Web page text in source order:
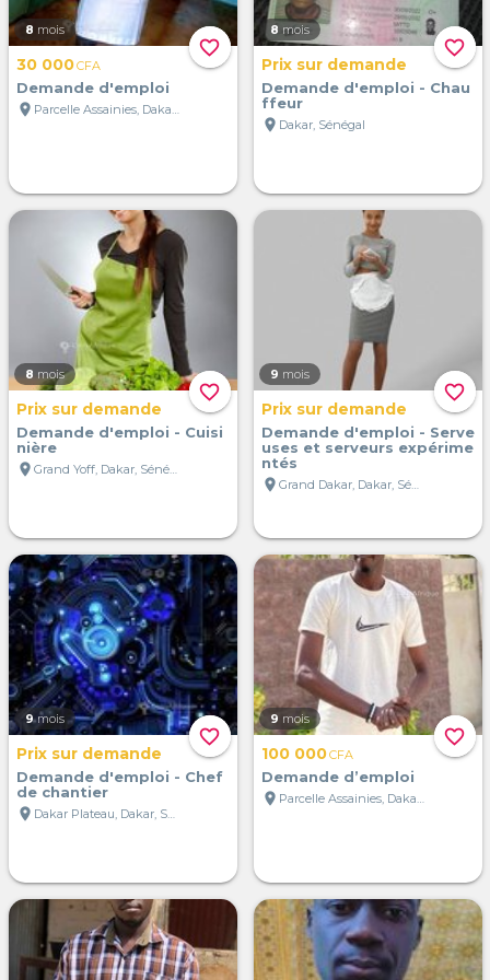
favorite_border
8 mois
30 000CFA
Demande d'emploi
location_on
Parcelle Assainies, Dakar, Sénégal
favorite_border
8 mois
Prix sur demande
Demande d'emploi - Chau
ffeur
location_on Dakar, Sénégal
favorite_border
8 mois
Prix sur demande
Demande d'emploi - Cuisi
nière
location_on
Grand Yoff, Dakar, Sénégal
favorite_border
9 mois
Prix sur demande
Demande d'emploi - Serve
uses et serveurs expérime
ntés
location_on
Grand Dakar, Dakar, Sénégal
favorite_border
9 mois
Prix sur demande
Demande d'emploi - Chef
de chantier
location_on
Dakar Plateau, Dakar, Sénégal
favorite_border
9 mois
100 000CFA
Demande d’emploi
location_on
Parcelle Assainies, Dakar, Sénégal